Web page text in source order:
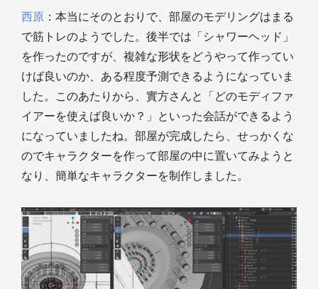
西原 ：本当にそのとおりで、部屋のモデリングはまる
で筋トレのようでした。後半では「シャワーヘッド」
を作ったのですが、複雑な形状をどうやって作ってい
けば良いのか、ある程度予測できるようになっていま
した。このあたりから、實方さんと「どのモディファ
イアーを使えば良いか？」といった会話ができるよう
になっていましたね。部屋が完成したら、せっかくな
のでキャラクターを作って部屋の中に置いてみようと
なり、簡単なキャラクターを制作しました。